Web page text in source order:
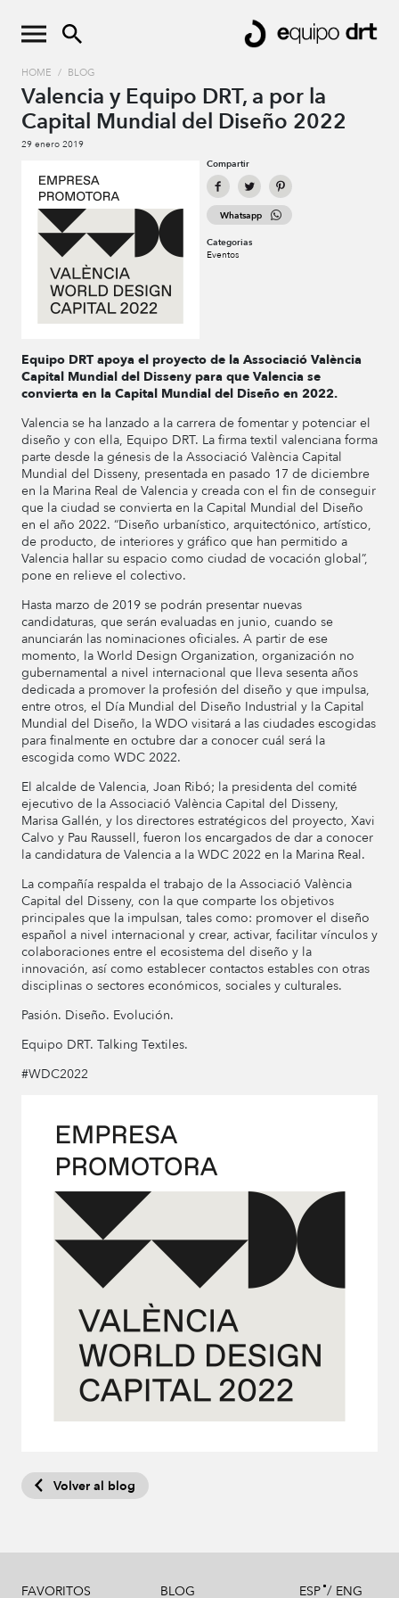
HOME / BLOG
Valencia y Equipo DRT, a por la
Capital Mundial del Diseño 2022
29 enero 2019
Compartir
Whatsapp
Categorias
Eventos
Equipo DRT apoya el proyecto de la Associació València
Capital Mundial del Disseny para que Valencia se
convierta en la Capital Mundial del Diseño en 2022.
Valencia se ha lanzado a la carrera de fomentar y potenciar el
diseño y con ella, Equipo DRT. La firma textil valenciana forma
parte desde la génesis de la Associació València Capital
Mundial del Disseny, presentada en pasado 17 de diciembre
en la Marina Real de Valencia y creada con el fin de conseguir
que la ciudad se convierta en la Capital Mundial del Diseño
en el año 2022. “Diseño urbanístico, arquitectónico, artístico,
de producto, de interiores y gráfico que han permitido a
Valencia hallar su espacio como ciudad de vocación global”,
pone en relieve el colectivo.
Hasta marzo de 2019 se podrán presentar nuevas
candidaturas, que serán evaluadas en junio, cuando se
anunciarán las nominaciones oficiales. A partir de ese
momento, la World Design Organization, organización no
gubernamental a nivel internacional que lleva sesenta años
dedicada a promover la profesión del diseño y que impulsa,
entre otros, el Día Mundial del Diseño Industrial y la Capital
Mundial del Diseño, la WDO visitará a las ciudades escogidas
para finalmente en octubre dar a conocer cuál será la
escogida como WDC 2022.
El alcalde de Valencia, Joan Ribó; la presidenta del comité
ejecutivo de la Associació València Capital del Disseny,
Marisa Gallén, y los directores estratégicos del proyecto, Xavi
Calvo y Pau Raussell, fueron los encargados de dar a conocer
la candidatura de Valencia a la WDC 2022 en la Marina Real.
La compañía respalda el trabajo de la Associació València
Capital del Disseny, con la que comparte los objetivos
principales que la impulsan, tales como: promover el diseño
español a nivel internacional y crear, activar, facilitar vínculos y
colaboraciones entre el ecosistema del diseño y la
innovación, así como establecer contactos estables con otras
disciplinas o sectores económicos, sociales y culturales.
Pasión. Diseño. Evolución.
Equipo DRT. Talking Textiles.
#WDC2022
Volver al blog
FAVORITOS BLOG ESP/ ENG